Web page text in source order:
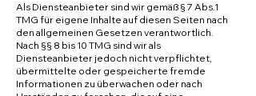
Als Diensteanbieter sind wir gemäß § 7 Abs.1
TMG für eigene Inhalte auf diesen Seiten nach
den allgemeinen Gesetzen verantwortlich.
Nach §§ 8 bis 10 TMG sind wir als
Diensteanbieter jedoch nicht verpflichtet,
übermittelte oder gespeicherte fremde
Informationen zu überwachen oder nach